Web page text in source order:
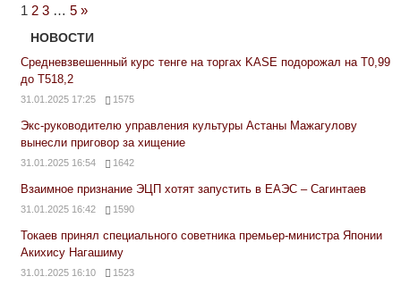
1 2 3 … 5 Next
Posts
»
НОВОСТИ
Средневзвешенный курс тенге на торгах KASE подорожал на Т0,99
до Т518,2
31.01.2025 17:25 1575
Экс-руководителю управления культуры Астаны Мажагулову
вынесли приговор за хищение
31.01.2025 16:54 1642
Взаимное признание ЭЦП хотят запустить в ЕАЭС – Сагинтаев
31.01.2025 16:42 1590
Токаев принял специального советника премьер-министра Японии
Акихису Нагашиму
31.01.2025 16:10 1523